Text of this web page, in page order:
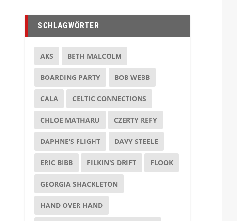
SCHLAGWÖRTER
AKS BETH MALCOLM
BOARDING PARTY BOB WEBB
CALA CELTIC CONNECTIONS
CHLOE MATHARU CZERTY REFY
DAPHNE’S FLIGHT DAVY STEELE
ERIC BIBB FILKIN'S DRIFT FLOOK
GEORGIA SHACKLETON
HAND OVER HAND